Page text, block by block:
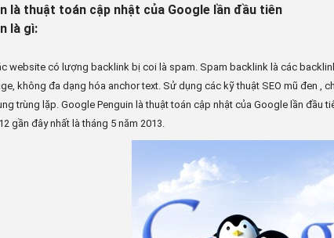
là thuật toán cập nhật của Google lần đầu tiên
là gì:
website có lượng backlink bị coi là spam. Spam backlink là các
không đa dạng hóa anchor text. Sử dụng các kỹ thuật SEO mũ đen ,
trùng lặp. Google Penguin là thuật toán cập nhật của Google lần đầu
gần đây nhất là tháng 5 năm 2013.